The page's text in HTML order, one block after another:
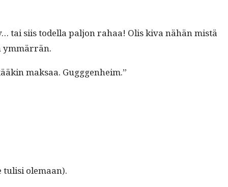
tai siis todel­la paljon rahaa! Olis kiva nähän mis­tä
ymmärrän.
mak­saa. Gugggenheim.”
tulisi olemaan).